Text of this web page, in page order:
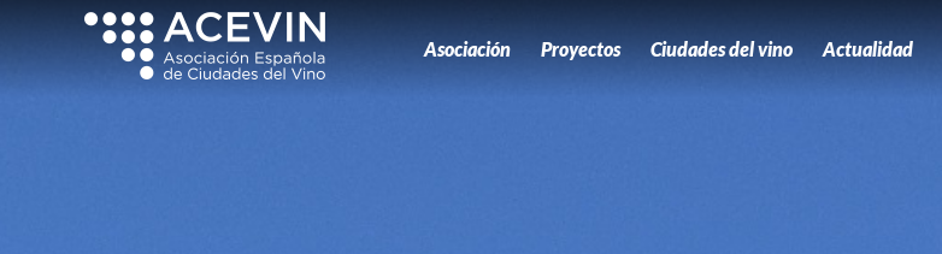
Asociación Proyectos Ciudades del vino Actualidad